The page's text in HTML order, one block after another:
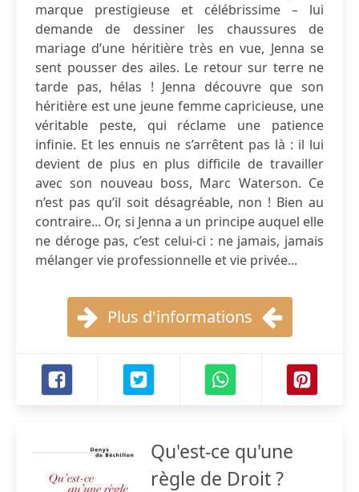
marque prestigieuse et célébrissime – lui
demande de dessiner les chaussures de
mariage d’une héritière très en vue, Jenna se
sent pousser des ailes. Le retour sur terre ne
tarde pas, hélas ! Jenna découvre que son
héritière est une jeune femme capricieuse, une
véritable peste, qui réclame une patience
infinie. Et les ennuis ne s’arrêtent pas là : il lui
devient de plus en plus difficile de travailler
avec son nouveau boss, Marc Waterson. Ce
n’est pas qu’il soit désagréable, non ! Bien au
contraire... Or, si Jenna a un principe auquel elle
ne déroge pas, c’est celui-ci : ne jamais, jamais
mélanger vie professionnelle et vie privée...
Plus d'informations
Qu'est-ce qu'une
règle de Droit ?